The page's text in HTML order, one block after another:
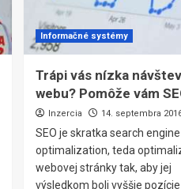
Informačné systémy
Trápi vás nízka
webu? Pomôže vám
Inzercia 14. septembra
SEO je skratka search engine
optimalization, teda
webovej stránky tak, aby jej
výsledkom boli vyššie